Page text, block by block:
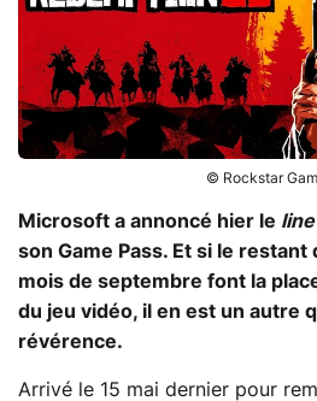
© Rockstar
Microsoft a annoncé hier le
son Game Pass. Et si le restant
mois de septembre font la
du jeu vidéo, il en est un autre
révérence.
Arrivé le 15 mai dernier pour